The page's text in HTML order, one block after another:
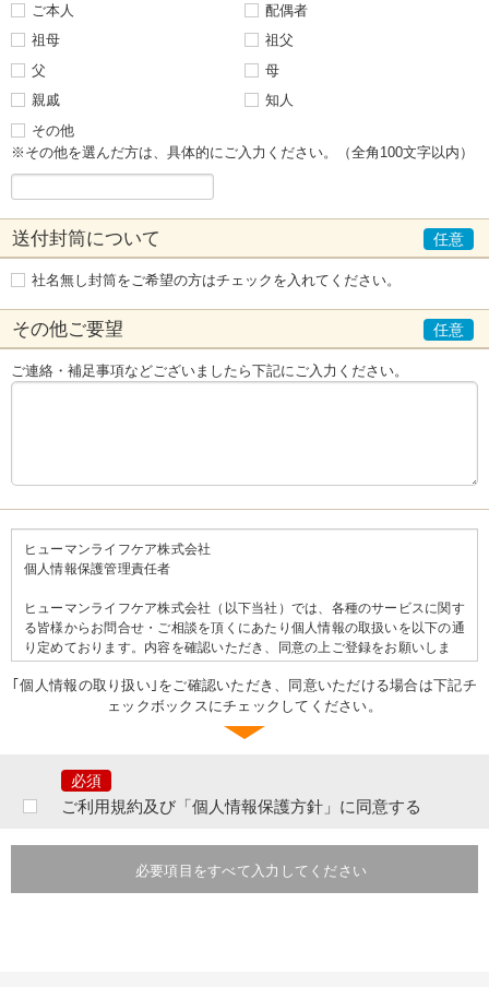
ご本人
配偶者
祖母
祖父
父
母
親戚
知人
その他
※その他を選んだ方は、具体的にご入力ください。（全角100文字以内）
送付封筒について
社名無し封筒をご希望の方はチェックを入れてください。
その他ご要望
ご連絡・補足事項などございましたら下記にご入力ください。
ヒューマンライフケア株式会社
個人情報保護管理責任者
ヒューマンライフケア株式会社（以下当社）では、各種のサービスに関す
る皆様からお問合せ・ご相談を頂くにあたり個人情報の取扱いを以下の通
り定めております。内容を確認いただき、同意の上ご登録をお願いしま
す。
＝＝個人情報の取り扱いについて＝＝
なお、提出いただいた個人情報はご本人の同意なく第三者へ提供すること
はございません。ただし、次のいずれかに該当する場合は提供をすること
あらかじめ、本人に必要事項を明示または通知し、本人の同意を得ている
とき。本人ならびに公衆の生命・健康・財産を脅かす可能性がある場合。
法令に基づく場合。その他業務遂行上必要な手続きを行う目的において個
｢個人情報の取り扱い｣をご確認いただき、同意いただける場合は下記チ
ェックボックスにチェックしてください。
ご利用規約及び「個人情報保護方針」に同意する
必要項目をすべて入力してください